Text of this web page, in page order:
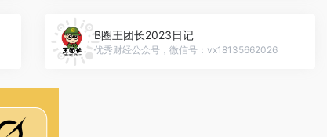
B圈王团长2023日记
优秀财经公众号，微信号：vx18135662026